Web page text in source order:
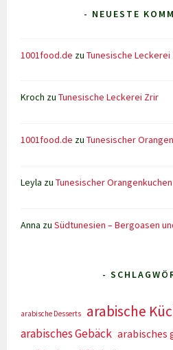
- NEUESTE
1001food.de zuTunesische Leckerei
Kroch zuTunesische Leckerei Zrir
1001food.de zuTunesischer
Leyla zuTunesischer
Anna zuSüdtunesien – Bergoasen
-
arabische Desserts arabische
arabisches Gebäck arabisches